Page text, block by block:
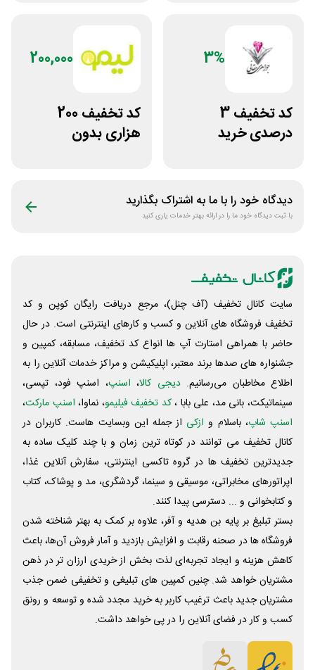
3%
کد تخفیف 3
درصدی خرید
200,000
کد تخفیف 200
هزاری بدون
دیدگاه خود را با ما به اشتراک بگذارید
با ثبت دیدگاه خود ما را در ارائه بهتر خدمات یاری کنید
سایت کانال تخفیف (آف چنل)، مرجع دریافت رایگان کوپن و کد
تخفیف فروشگاه های آنلاین و کسب و‌ کارهای اینترنتی است. در حال
حاضر با همراهی استارت آپ ها انواع کد تخفیف، مسابقه، کمپین و
جشنواره های صدها برند معتبر، اپلیکیشن و مراکز خدمات آنلاین را به
اطلاع مخاطبان می‌رسانیم. دیجی کالا، اسنپ، اسنپ فود، تپسی،
سینماتیکت، بانی مد، علی‌ بابا ،کد تخفیف فیلیمو، نماوا، اسنپ مارکت،
اسنپ شاپ، باسلام و ازکی از جمله این وبسایت ‌هاست. کاربران در
کانال تخفیف می توانند در کوتاه ترین زمان و با چند کلیک ساده به
جدیدترین تخفیف ها در گروه تاکسی اینترنتی، سفارش آنلاین غذا،
اپراتورهای مخابراتی، موسیقی و سینما، گردشگری، مد و پوشاک، کتاب
و کتابخوانی و ... دسترسی پیدا کنند.
بستر تبلیغ بر پایه بن هدیه و آفر، علاوه بر کمک به بهتر شناخته شدن
فروشگاه ها در صحنه رقابت و افزایش بازدید و آمار فروش آن‌ها، باعث
کاهش هزینه و ایجاد تجربه‌ای لذت بخش از خریدی ارزان تر در ذهن
مشتریان خواهد شد. چنین کمپین های تبلیغی و تخفیفی ضمن جذب
مشتریان جدید باعث ترغیب کاربر به خرید مجدد شده و توسعه و رونق
کسب و کار در فضای آنلاین را در پی خواهد داشت.